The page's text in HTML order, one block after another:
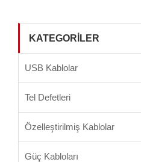
KATEGORILER
USB Kablolar
Tel Defetleri
Özelleştirilmiş Kablolar
Güç Kabloları